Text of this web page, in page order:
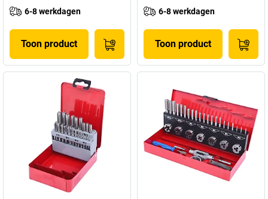
6-8 werkdagen
Toon product
6-8 werkdagen
Toon product